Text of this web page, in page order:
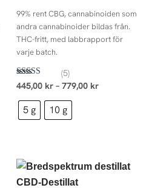
kr
99% rent CBG, cannabinoiden som
andra cannabinoider bildas från.
THC-fritt, med labbrapport för
varje batch.
Betygsatt
5.00
av 5
(5)
445,00 kr – 779,00 kr
779,00 kr
5 g 10 g
CBD-Destillat